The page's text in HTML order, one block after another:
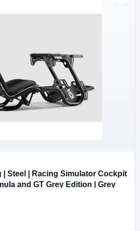
| Steel | Racing Simulator Cockpit
and GT Grey Edition | Grey